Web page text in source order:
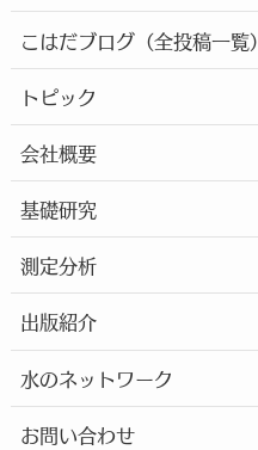
こはだブログ（全投稿一覧）
トピック
会社概要
基礎研究
測定分析
出版紹介
水のネットワーク
お問い合わせ